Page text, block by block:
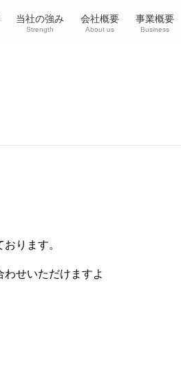
当社の強み
Strength
会社概要
About us
事業概要
Business